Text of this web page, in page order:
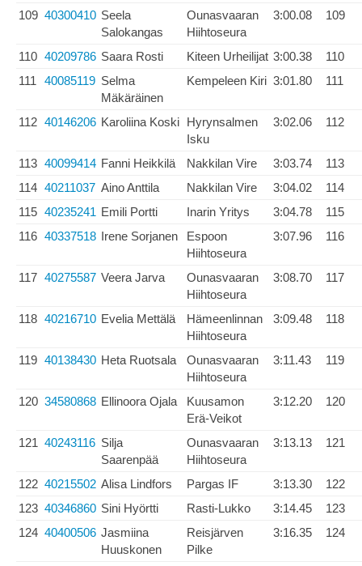
109 40300410 Seela
Salokangas
Ounasvaaran
Hiihtoseura
3:00.08 109
110 40209786 Saara Rosti Kiteen Urheilijat 3:00.38
110
111
40085119 Selma
Mäkäräinen
Kempeleen Kiri 3:01.80 111
112 40146206 Karoliina Koski Hyrynsalmen
Isku
3:02.06 112
113 40099414 Fanni Heikkilä Nakkilan Vire 3:03.74
113
114 40211037 Aino Anttila Nakkilan Vire 3:04.02
114
115 40235241 Emili Portti Inarin Yritys 3:04.78
115
116 40337518 Irene Sorjanen
Espoon
Hiihtoseura
3:07.96 116
117 40275587 Veera Jarva
Ounasvaaran
Hiihtoseura
3:08.70 117
118 40216710 Evelia Mettälä
Hämeenlinnan
Hiihtoseura
3:09.48 118
119 40138430 Heta Ruotsala
Ounasvaaran
Hiihtoseura
3:11.43 119
120 34580868 Ellinoora Ojala
Kuusamon
Erä-Veikot
3:12.20 120
121 40243116 Silja
Saarenpää
Ounasvaaran
Hiihtoseura
3:13.13 121
122 40215502 Alisa Lindfors Pargas IF 3:13.30
122
123 40346860 Sini Hyörtti Rasti-Lukko 3:14.45
123
124 40400506 Jasmiina
Huuskonen
Reisjärven
Pilke
3:16.35 124